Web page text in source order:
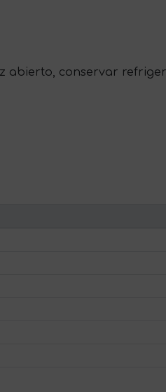
abierto, conservar